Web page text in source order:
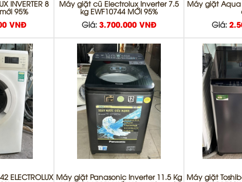
INVERTER 8
95%
VNĐ
Máy giặt cũ Electrolux Inverter 7.5
kg EWF10744 MỚI 95%
Giá: 3.700.000 VNĐ
Máy giặt Aqua
Giá:
ELECTROLUX Máy giặt Panasonic Inverter 11.5 Kg
Máy giặt